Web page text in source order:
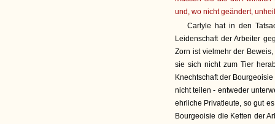
und, wo nicht geändert,
Carlyle hat in den
Leidenschaft der Arbeiter
Zorn ist vielmehr der
sie sich nicht zum Tier
Knechtschaft der
nicht teilen - entweder
ehrliche Privatleute, so gut
Bourgeoisie die Ketten der